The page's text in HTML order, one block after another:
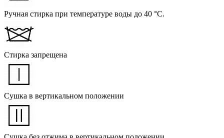
Ручная стирка при температуре воды до 40 °C.
Стирка запрещена
Сушка в вертикальном положении